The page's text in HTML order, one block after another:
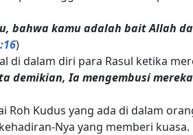
bahwa kamu adalah bait Allah
)
di dalam diri para Rasul ketika
demikian, Ia mengembusi
Roh Kudus yang ada di dalam
Nya yang memberi kuasa.